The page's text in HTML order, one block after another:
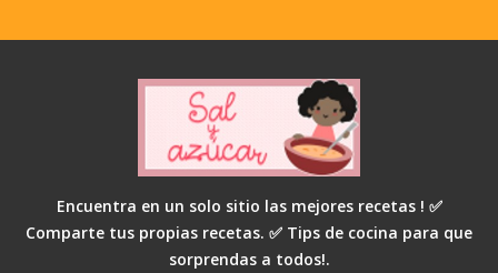
Encuentra en un solo sitio las mejores recetas ! ✅
Comparte tus propias recetas. ✅ Tips de cocina para que
sorprendas a todos!.